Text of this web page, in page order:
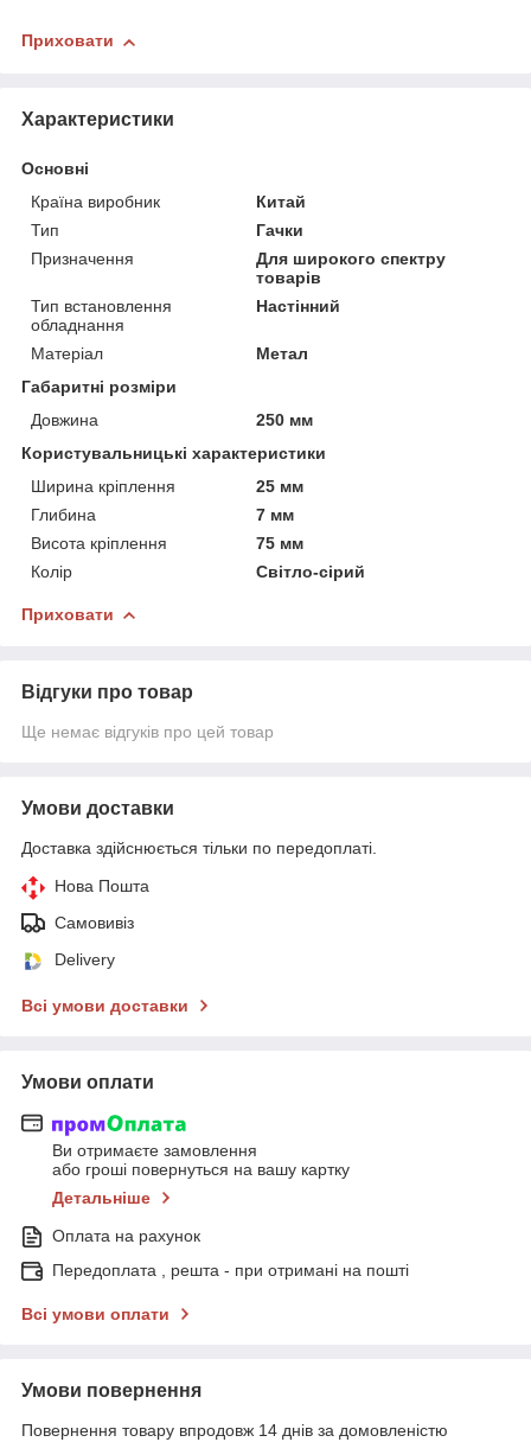
Приховати
Характеристики
Основні
Країна виробник
Китай
Тип
Гачки
Призначення
Для широкого спектру
товарів
Тип встановлення
обладнання
Настінний
Матеріал
Метал
Габаритні розміри
Довжина
250 мм
Користувальницькі характеристики
Ширина кріплення
25 мм
Глибина
7 мм
Висота кріплення
75 мм
Колір
Світло-сірий
Приховати
Відгуки про товар
Ще немає відгуків про цей товар
Умови доставки
Доставка здійснюється тільки по передоплаті.
Нова Пошта
Самовивіз
Delivery
Всі умови доставки
Умови оплати
Ви отримаєте замовлення
або гроші повернуться на вашу картку
Детальніше
Оплата на рахунок
Передоплата , решта - при отримані на пошті
Всі умови оплати
Умови повернення
Повернення товару впродовж 14 днів за домовленістю